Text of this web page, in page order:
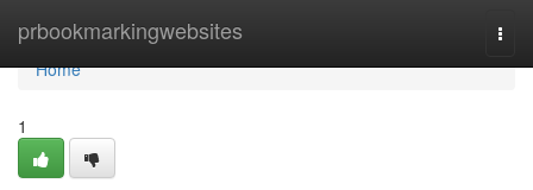
prbookmarkingwebsites
Home
Home
1